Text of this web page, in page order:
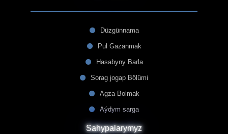
Düzgünnama
Pul Gazanmak
Hasabyny Barla
Sorag jogap Bölümi
Agza Bolmak
Aýdym sarga
Sahypalarymyz